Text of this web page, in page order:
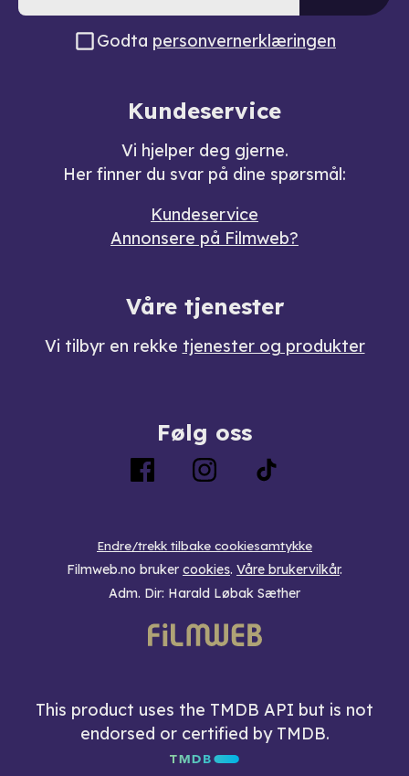
Godta personvernerklæringen
Kundeservice
Vi hjelper deg gjerne.
Her finner du svar på dine spørsmål:
Kundeservice
Annonsere på Filmweb?
Våre tjenester
Vi tilbyr en rekke tjenester og produkter
Følg oss
Endre/trekk tilbake cookiesamtykke
Filmweb.no bruker cookies. Våre brukervilkår.
Adm. Dir: Harald Løbak Sæther
This product uses the TMDB API but is not
endorsed or certified by TMDB.